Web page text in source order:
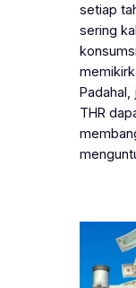
setiap
sering
THR